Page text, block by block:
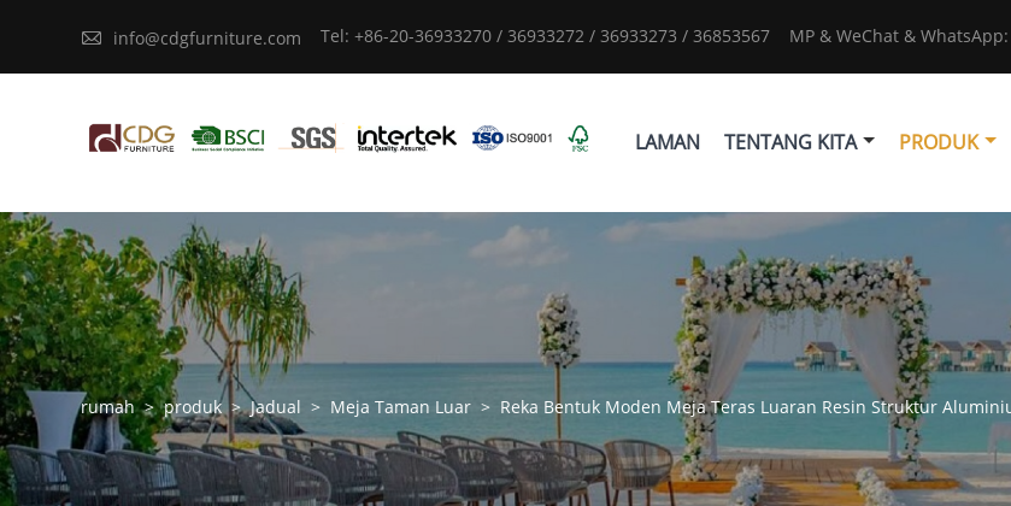
 info@cdgfurniture.com Tel: +86-20-36933270 / 36933272 / 36933273 / 36853567 MP & WeChat &
LAMAN TENTANG KITA PRODUK
rumah > produk > Jadual > Meja Taman Luar > Reka Bentuk Moden Meja Teras Luaran Resin Struktur